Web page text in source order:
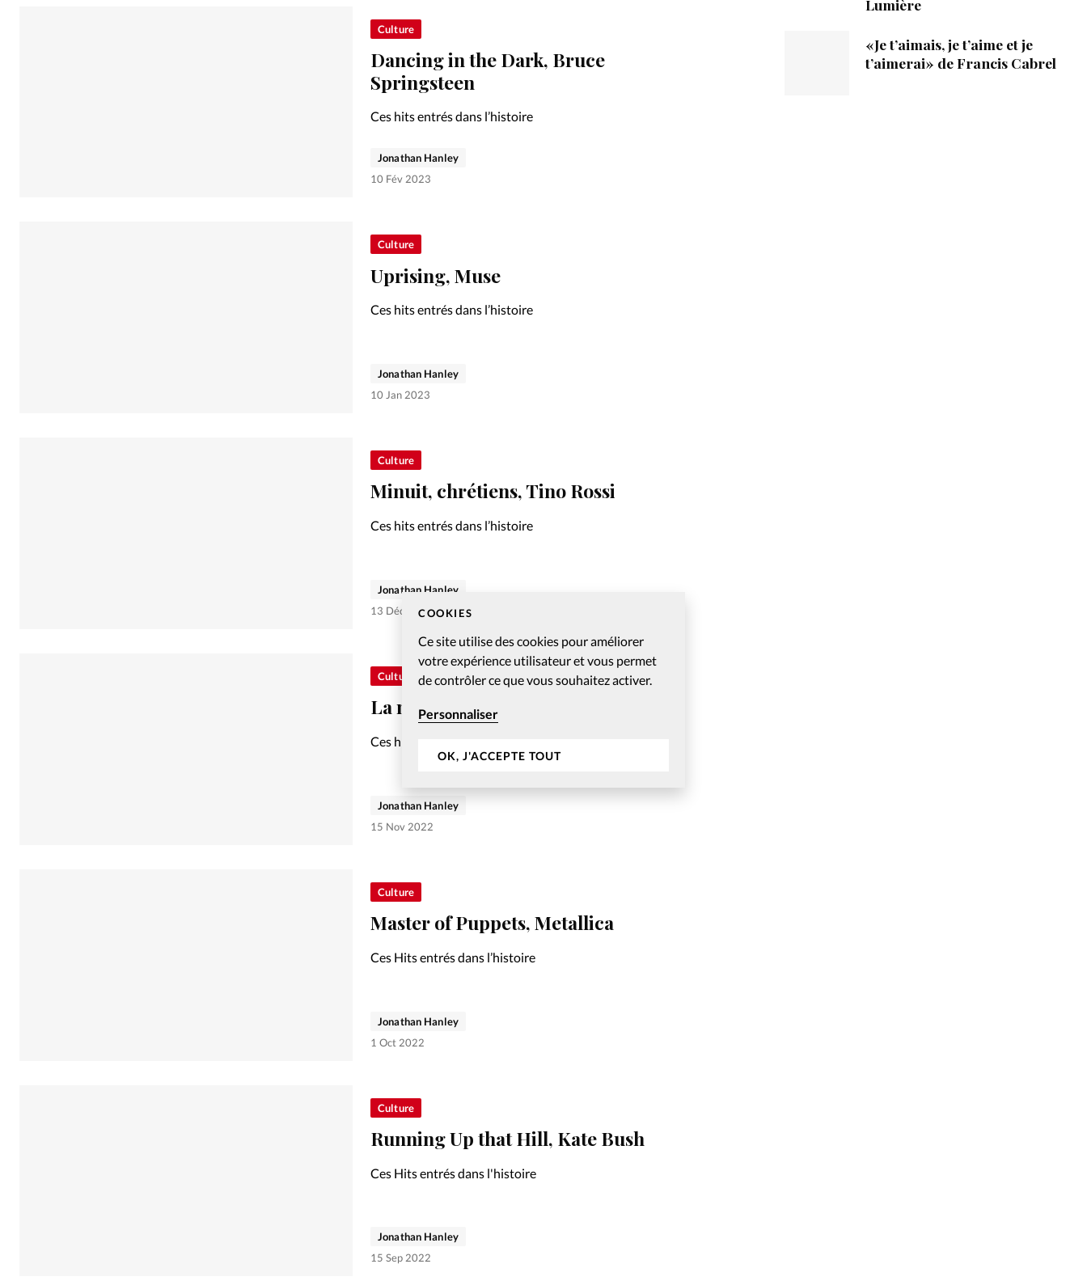
COOKIES
Ce site utilise des cookies pour améliorer
votre expérience utilisateur et vous permet
de contrôler ce que vous souhaitez activer.
Personnaliser
OK, J'ACCEPTE TOUT
Culture
Dancing in the Dark, Bruce
Springsteen
Ces hits entrés dans l’histoire
Jonathan Hanley
10 Fév 2023
Culture
Uprising, Muse
Ces hits entrés dans l’histoire
Jonathan Hanley
10 Jan 2023
Culture
Minuit, chrétiens, Tino Rossi
Ces hits entrés dans l’histoire
Jonathan Hanley
13 Déc 2022
Culture
La nuit je mens, Alain Bashung
Ces hits entrés dans l’histoire
Jonathan Hanley
15 Nov 2022
Culture
Master of Puppets, Metallica
Ces Hits entrés dans l’histoire
Jonathan Hanley
1 Oct 2022
Culture
Running Up that Hill, Kate Bush
Ces Hits entrés dans l'histoire
Jonathan Hanley
15 Sep 2022
Lumière
«Je t’aimais, je t’aime et je
t’aimerai» de Francis Cabrel